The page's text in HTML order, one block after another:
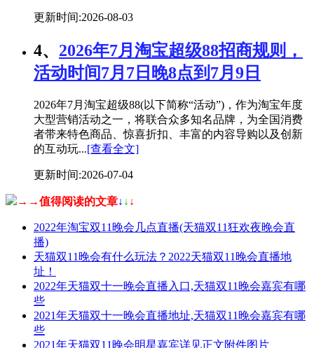
更新时间:2026-08-03
4、 2026年7月淘宝超级88招商规则，
活动时间7月7日晚8点到7月9日
2026年7月淘宝超级88(以下简称“活动”)，作为淘宝年度
大型营销活动之一，将联合众多知名品牌，为全国消费
者带来特色商品、惊喜折扣、丰富的内容导购以及创新
的互动玩...[查看全文]
更新时间:2026-07-04
→→值得阅读的文章↓ ↓ ↓
2022年淘宝双11晚会几点直播(天猫双11狂欢夜晚会直
播)
天猫双11晚会有什么玩法？2022天猫双11晚会直播地
址！
2022年天猫双十一晚会直播入口,天猫双11晚会嘉宾有哪
些
2021年天猫双十一晚会直播地址,天猫双11晚会嘉宾有哪
些
2021年天猫双11晚会明星嘉宾详见正文附件图片